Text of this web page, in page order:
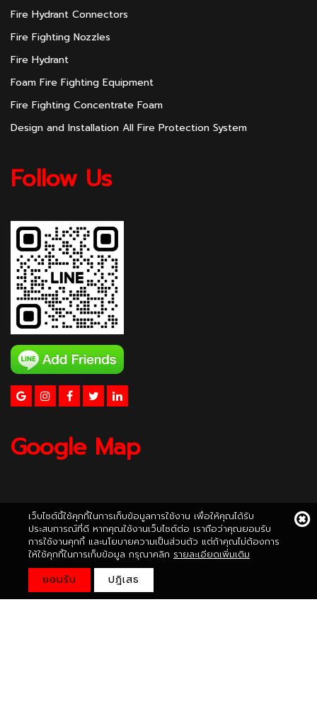
เว็บไซต์นี้ใช้คุกกี้ในการเก็บข้อมูลการใช้งาน เพื่อให้คุณได้รับ
ประสบการณ์ที่ดี หากคุณใช้งานเว็บไซต์ต่อ เราถือว่าคุณยอมรับ
การใช้งานคุกกี้ และนโยบายความเป็นส่วนตัว แต่ถ้าคุณไม่ต้องการ
ให้ใช้คุกกี้ในการเก็บข้อมูล กรุณาคลิก รายละเอียดเพิ่มเติม
ยอมรับ ปฎิเสธ
Fire Hydrant Connectors
Fire Fighting Nozzles
Fire Hydrant
Foam Fire Fighting Equipment
Fire Fighting Concentrate Foam
Design and Installation All Fire Protection System
Follow Us
Google Map